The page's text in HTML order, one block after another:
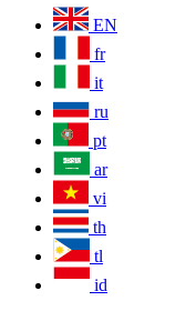
EN
fr
it
ru
pt
ar
vi
th
tl
id